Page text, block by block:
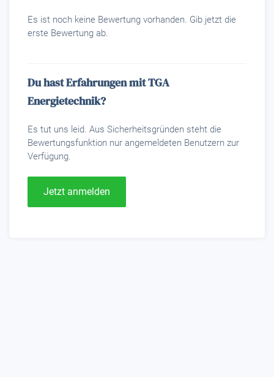
Es ist noch keine Bewertung vorhanden. Gib jetzt die
erste Bewertung ab.
Du hast Erfahrungen mit TGA
Energietechnik?
Es tut uns leid. Aus Sicherheitsgründen steht die
Bewertungsfunktion nur angemeldeten Benutzern zur
Verfügung.
Jetzt anmelden